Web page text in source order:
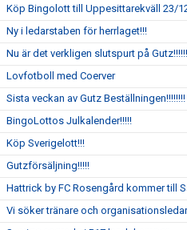
Köp Bingolott till Uppesittarekväll 23/
Ny i ledarstaben för herrlaget!!!
Nu är det verkligen slutspurt på
Lovfotboll med Coerver
Sista veckan av Gutz Beställningen!!!!!!!!
BingoLottos Julkalender!!!!!
Köp Sverigelott!!!
Gutzförsäljning!!!!!
Hattrick by FC Rosengård kommer till
Vi söker tränare och